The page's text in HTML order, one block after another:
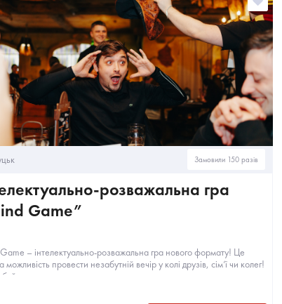
Замовили 150 разів
розважальна гра
Game”
– інтелектуально-розважальна гра нового формату! Це
можливість провести незабутній вечір у колі друзів, сім’ї чи колег!